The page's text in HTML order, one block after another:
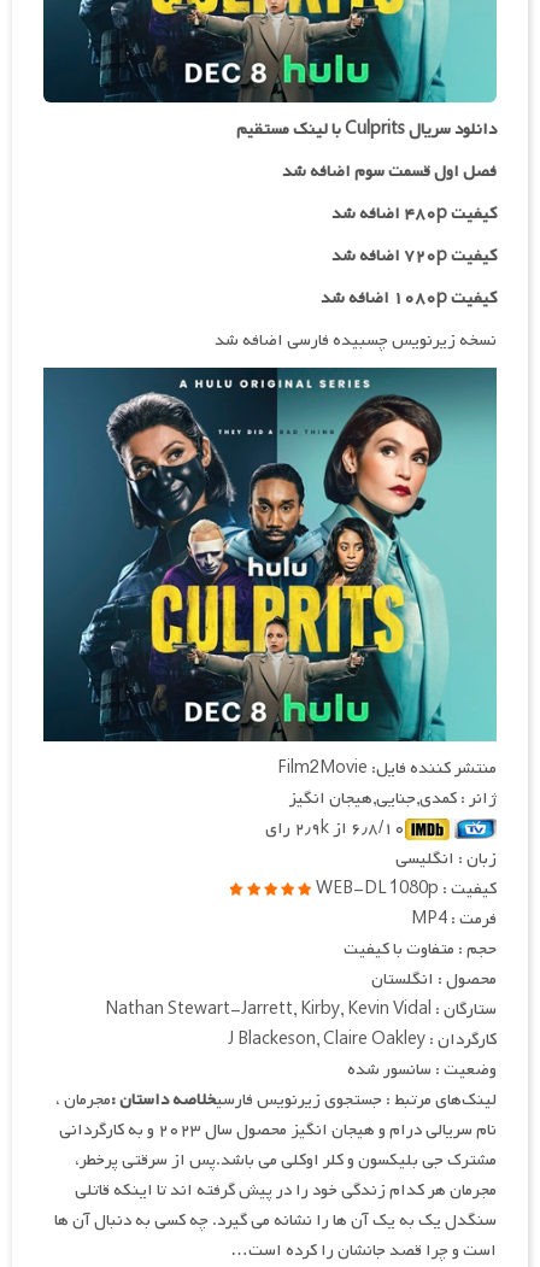
دانلود سریال Culprits با لینک مستقیم
فصل اول قسمت سوم اضافه شد
کیفیت ۴۸۰p اضافه شد
کیفیت ۷۲۰p
اضافه شد
کیفیت ۱۰۸۰p اضافه شد
نسخه زیرنویس چسبیده فارسی اضافه شد
منتشر کننده فایل: Film2Movie
ژانر : کمدی,جنایی,هیجان انگیز
۶٫۸/۱۰ از ۲٫۹k رای
زبان : انگلیسی
کیفیت : WEB-DL 1080p
فرمت : MP4
حجم : متفاوت با کیفیت
محصول : انگلستان
ستارگان : Nathan Stewart-Jarrett, Kirby, Kevin Vidal
کارگردان : J Blackeson, Claire Oakley
وضعیت : سانسور شده
لینک‌های مرتبط : جستجوی زیرنویس فارسیخلاصه داستان :مجرمان ،
نام سریالی درام و هیجان انگیز محصول سال ۲۰۲۳ و به کارگردانی
مشترک جی بلیکسون و کلر اوکلی می باشد.پس از سرقتی پرخطر،
مجرمان هر کدام زندگی خود را در پیش گرفته اند تا اینکه قاتلی
سنگدل یک به یک آن ها را نشانه می گیرد. چه کسی به دنبال آن ها
است و چرا قصد جانشان را کرده است…